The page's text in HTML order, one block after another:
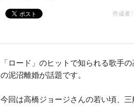
作成者 /
「ロード」のヒットで知られる歌手
の泥沼離婚が話題です。
今回は高橋ジョージさんの若い頃、